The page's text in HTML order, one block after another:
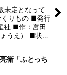
未定となって
くりもの ■発行
社 ■作：宮田
ょうえ） ■状…
衛「ふとっち